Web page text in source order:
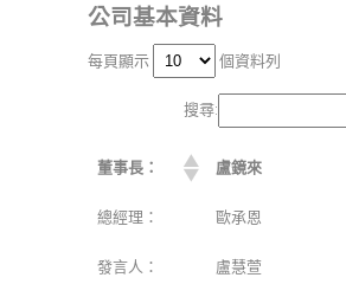
公司基本資料
每頁顯示 個資料列
搜尋:
董事長： 盧鏡來
總經理： 歐承恩
發言人： 盧慧萱